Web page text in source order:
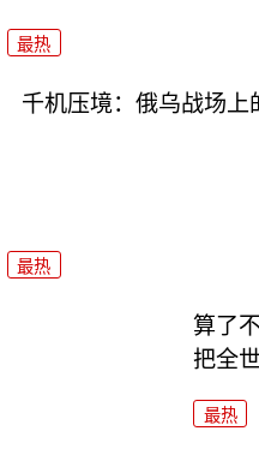
最热
千机压境：俄乌战场上
最热
算了
把全
最热